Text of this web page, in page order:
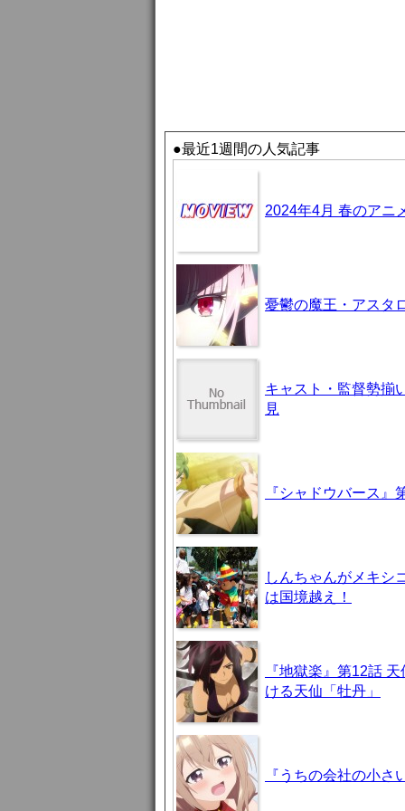
●最近1週間の人気記事
2024年4月 春のアニ
憂鬱の魔王・アスタ
キャスト・監督勢揃
見
『シャドウバース
しんちゃんがメキ
は国境越え！
『地獄楽』第12話
ける天仙「牡丹」
『うちの会社の小